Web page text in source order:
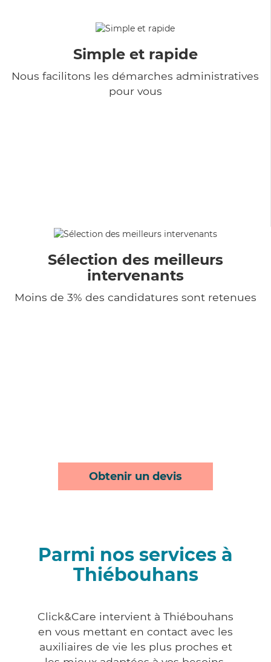
Simple et rapide
Nous facilitons les démarches administratives
pour vous
Sélection des meilleurs
intervenants
Moins de 3% des candidatures sont retenues
Obtenir un devis
Parmi nos services à
Thiébouhans
Click&Care intervient à Thiébouhans
en vous mettant en contact avec les
auxiliaires de vie les plus proches et